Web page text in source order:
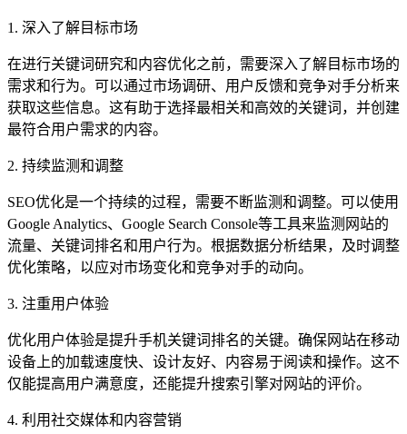
1. 深入了解目标市场
在进行关键词研究和内容优化之前，需要深入了解目标市场的
需求和行为。可以通过市场调研、用户反馈和竞争对手分析来
获取这些信息。这有助于选择最相关和高效的关键词，并创建
最符合用户需求的内容。
2. 持续监测和调整
SEO优化是一个持续的过程，需要不断监测和调整。可以使用
Google Analytics、Google Search Console等工具来监测网站的
流量、关键词排名和用户行为。根据数据分析结果，及时调整
优化策略，以应对市场变化和竞争对手的动向。
3. 注重用户体验
优化用户体验是提升手机关键词排名的关键。确保网站在移动
设备上的加载速度快、设计友好、内容易于阅读和操作。这不
仅能提高用户满意度，还能提升搜索引擎对网站的评价。
4. 利用社交媒体和内容营销